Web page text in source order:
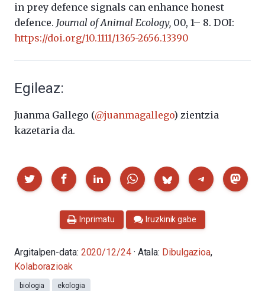
in prey defence signals can enhance honest
defence. Journal of Animal Ecology, 00, 1– 8. DOI:
https://doi.org/10.1111/1365-2656.13390
Egileaz:
Juanma Gallego (@juanmagallego) zientzia
kazetaria da.
Partekatu
Inprimatu Iruzkinik gabe
Argitalpen-data: 2020/12/24 · Atala: Dibulgazioa,
Kolaborazioak
biologia ekologia